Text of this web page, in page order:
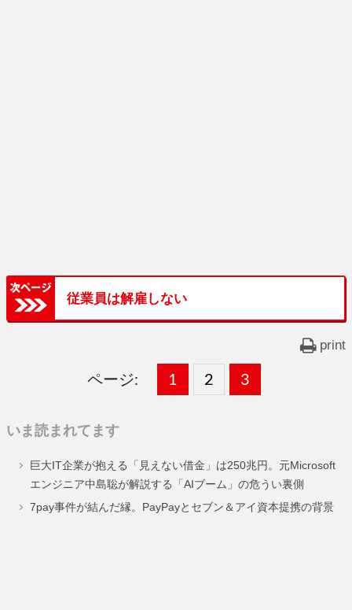
従業員は解雇しない
print
ページ:
固
ー
ジ
1 ,
固
ー
ジ
2 ,
固
ー
ジ
3
いま読まれてます
巨大IT企業が抱える「見えない借金」は250兆円。元Microsoft
エンジニア中島聡が解説する「AIブーム」の危うい裏側
7pay事件が結んだ縁。PayPayとセブン＆アイ資本提携の背景